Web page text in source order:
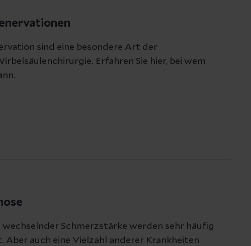
sind eine besondere Art der
Erfahren Sie hier, bei wem
Schmerzstärke werden sehr häufig
auch eine Vielzahl anderer Krankheiten